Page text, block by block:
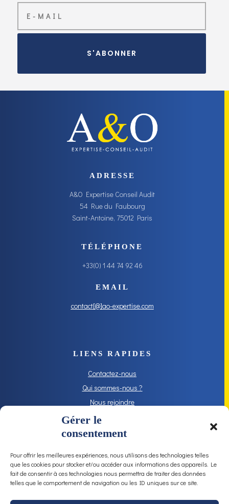
Gérer le
consentement
Pour offrir les meilleures expériences, nous utilisons des technologies telles
que les cookies pour stocker et/ou accéder aux informations des appareils. Le
fait de consentir à ces technologies nous permettra de traiter des données
telles que le comportement de navigation ou les ID uniques sur ce site.
S'ABONNER
ADRESSE
A&O Expertise Conseil Audit
54 Rue du Faubourg
Saint-Antoine, 75012 Paris
TÉLÉPHONE
+33(0) 1 44 74 92 46
EMAIL
contact[@]ao-expertise.com
LIENS RAPIDES
Contactez-nous
Qui sommes-nous ?
Nous rejoindre
Mentions légales
SUIVEZ-NOUS !